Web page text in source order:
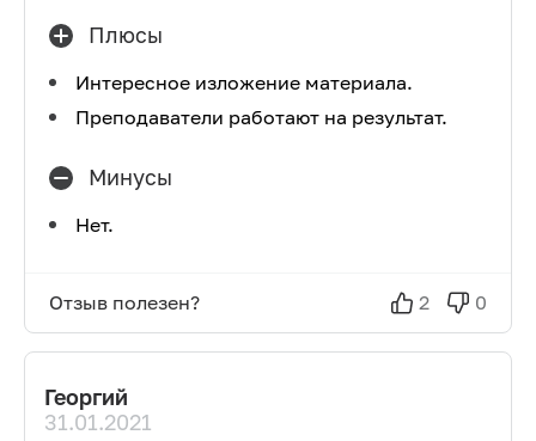
Плюсы
Интересное изложение материала.
Преподаватели работают на результат.
Минусы
Нет.
Отзыв полезен? 2 0
Георгий
31.01.2021